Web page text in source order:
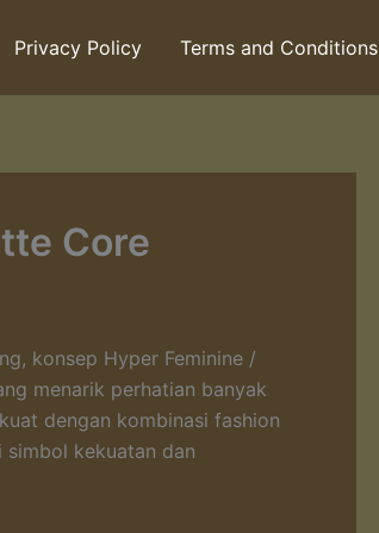
Privacy Policy Terms and Conditions
Core
konsep Hyper Feminine /
menarik perhatian banyak
dengan kombinasi fashion
kekuatan dan